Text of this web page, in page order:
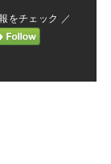
をチェック ／